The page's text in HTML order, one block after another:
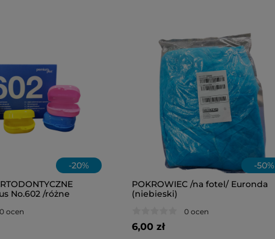
-20%
No.602 /różne
0 ocen
-50%
POKROWIEC /na fotel/ Euronda
(niebieski)
0 ocen
6,00 zł